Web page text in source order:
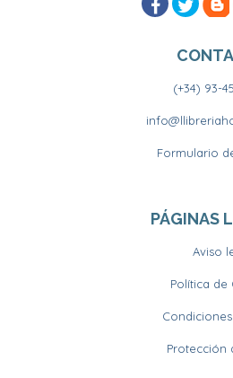
(+34) 93-
Formulario
PÁGINAS
Aviso
Política de
Protección